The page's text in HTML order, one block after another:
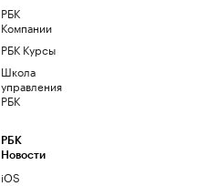
РБК
Компании
РБК Курсы
Школа
управления
РБК
РБК
Новости
iOS